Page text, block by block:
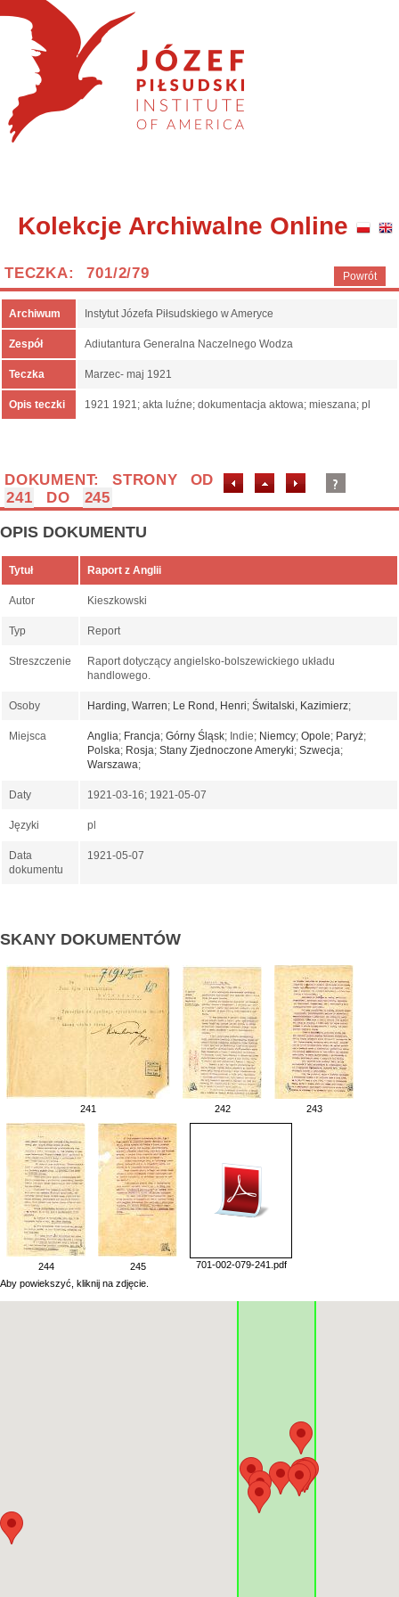
Kolekcje Archiwalne Online
Powrót
TECZKA: 701/2/79
Archiwum Instytut Józefa Piłsudskiego w Ameryce
Zespół Adiutantura Generalna Naczelnego Wodza
Teczka Marzec- maj 1921
Opis teczki 1921 1921; akta luźne; dokumentacja aktowa; mieszana; pl
DOKUMENT: STRONY OD
241
DO 245
OPIS DOKUMENTU
Tytuł Raport z Anglii
Autor Kieszkowski
Typ Report
Streszczenie
Raport dotyczący angielsko-bolszewickiego układu
handlowego.
Osoby Harding, Warren; Le Rond, Henri; Świtalski, Kazimierz;
Miejsca Anglia; Francja; Górny Śląsk; Indie; Niemcy; Opole; Paryż;
Polska; Rosja; Stany Zjednoczone Ameryki; Szwecja;
Warszawa;
Daty 1921-03-16; 1921-05-07
Języki pl
Data
dokumentu
1921-05-07
SKANY DOKUMENTÓW
241 242 243
244 245
701-002-079-241.pdf
Aby powiekszyć, kliknij na zdjęcie.